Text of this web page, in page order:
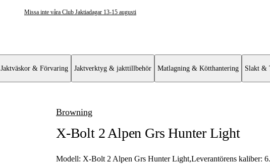
Missa inte våra Club Jaktiadagar 13-15 augusti
Jaktväskor & Förvaring Jaktverktyg & jakttillbehör Matlagning & Kötthantering Slakt &
Browning
X-Bolt 2 Alpen Grs Hunter Light
Modell: X-Bolt 2 Alpen Grs Hunter Light,Leverantörens kaliber: